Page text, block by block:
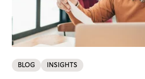
BLOG INSIGHTS